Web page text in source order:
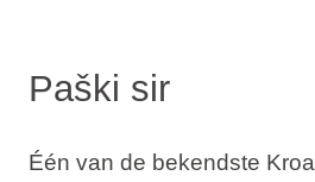
Paški sir
Één van de bekendste